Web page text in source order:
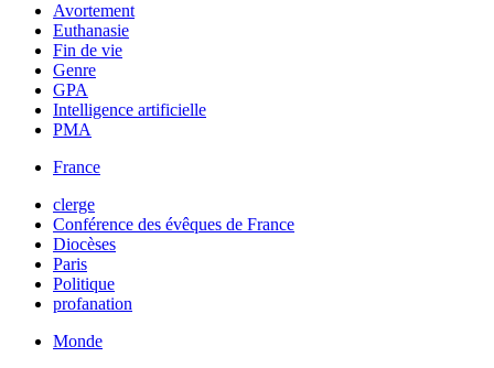
Avortement
Euthanasie
Fin de vie
Genre
GPA
Intelligence artificielle
PMA
France
clerge
Conférence des évêques de France
Diocèses
Paris
Politique
profanation
Monde